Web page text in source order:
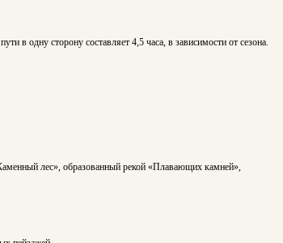
в одну сторону составляет 4,5 часа, в зависимости от сезона.
лес», образованный рекой «Плавающих камней»,